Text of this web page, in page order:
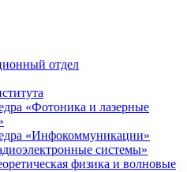
отдел
«Фотоника и лазерные
«Инфокоммуникации»
системы»
физика и волновые